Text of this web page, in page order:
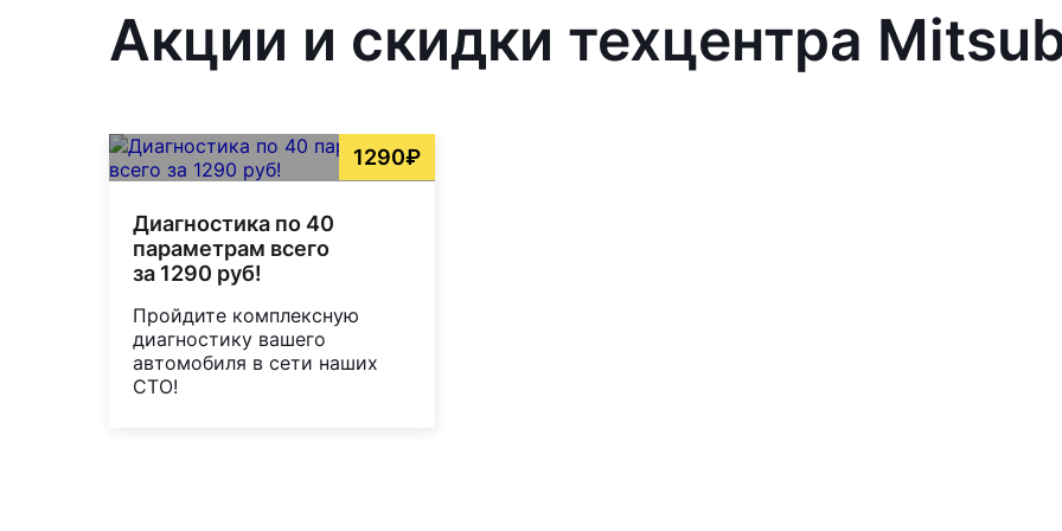
Акции и скидки техцентра
1290₽
Диагностика по 40
параметрам всего
за 1290 руб!
Пройдите комплексную
диагностику вашего
автомобиля в сети наших
СТО!